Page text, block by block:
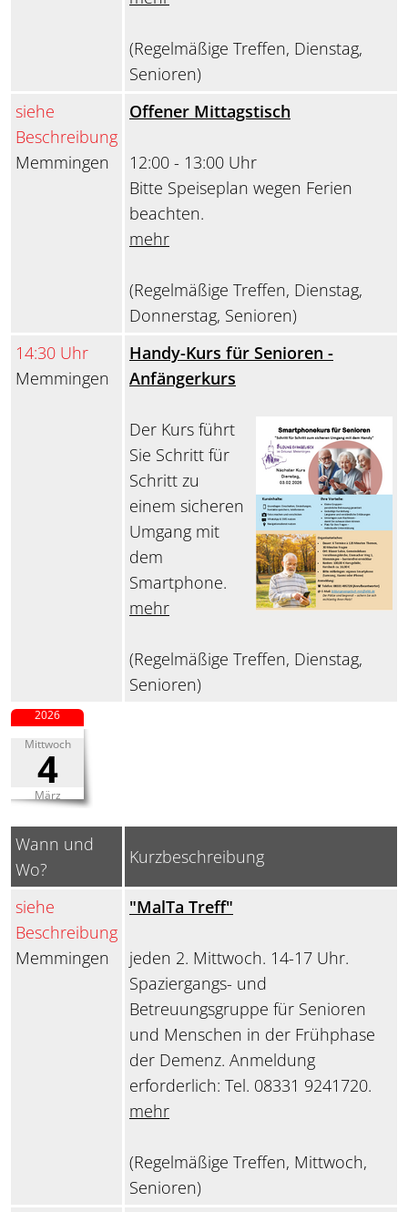
(Regelmäßige Treffen, Dienstag,
Senioren)
siehe
Beschreibung
Memmingen
Offener Mittagstisch
12:00 - 13:00 Uhr
Bitte Speiseplan wegen Ferien
beachten.
mehr
(Regelmäßige Treffen, Dienstag,
Donnerstag, Senioren)
14:30 Uhr
Memmingen
Handy-Kurs für Senioren -
Anfängerkurs
Der Kurs führt
Sie Schritt für
Schritt zu
einem sicheren
Umgang mit
dem
Smartphone.
mehr
(Regelmäßige Treffen, Dienstag,
Senioren)
Mittwoch
4
März
2026
Wann und
Wo?
Kurzbeschreibung
siehe
Beschreibung
Memmingen
"MalTa Treff"
jeden 2. Mittwoch. 14-17 Uhr.
Spaziergangs- und
Betreuungsgruppe für Senioren
und Menschen in der Frühphase
der Demenz. Anmeldung
erforderlich: Tel. 08331 9241720.
mehr
(Regelmäßige Treffen, Mittwoch,
Senioren)